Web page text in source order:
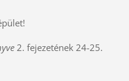
2. fejezetének 24-25.